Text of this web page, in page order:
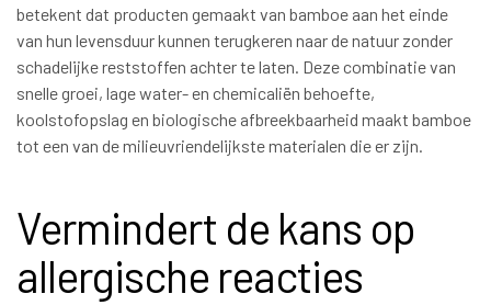
betekent dat producten gemaakt van bamboe aan het einde
van hun levensduur kunnen terugkeren naar de natuur zonder
schadelijke reststoffen achter te laten. Deze combinatie van
snelle groei, lage water- en chemicaliën behoefte,
koolstofopslag en biologische afbreekbaarheid maakt bamboe
tot een van de milieuvriendelijkste materialen die er zijn.
Vermindert de kans op
allergische reacties